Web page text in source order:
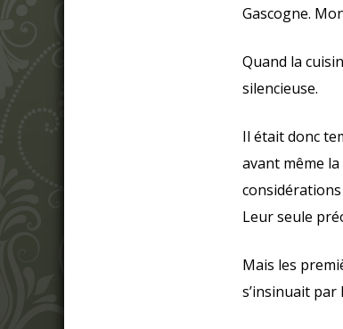
Gascogne.
Quand la
silencieuse.
Il était donc
avant même
Leur seule
Mais les
s’insinuait par